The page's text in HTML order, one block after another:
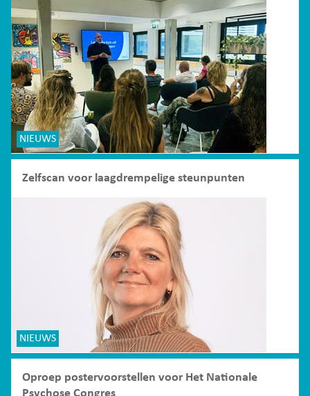
NIEUWS
Zelfscan voor laagdrempelige steunpunten
NIEUWS
Oproep postervoorstellen voor Het Nationale